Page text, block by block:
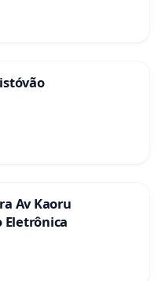
Av Kaoru
Eletrônica